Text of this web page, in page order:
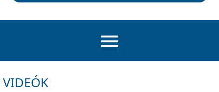
VIDEÓK